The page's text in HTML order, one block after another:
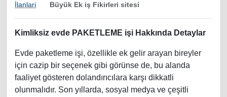
İlanlari
Büyük Ek iş Fikirleri sitesi
Kimliksiz evde PAKETLEME işi Hakkında Detaylar
Evde paketleme işi, özellikle ek gelir arayan bireyler
için cazip bir seçenek gibi görünse de, bu alanda
faaliyet gösteren dolandırıcılara karşı dikkatli
olunmalıdır. Son yıllarda, sosyal medya ve çeşitli